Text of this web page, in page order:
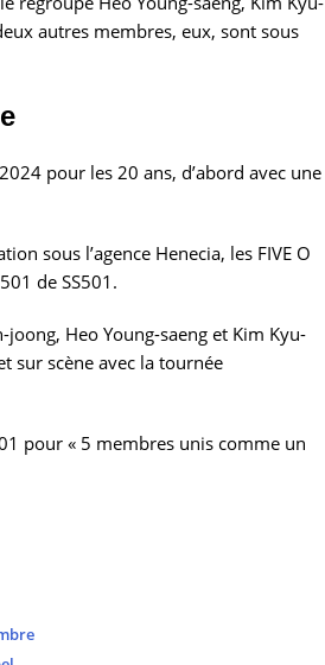
autres membres, eux, sont sous
pour les 20 ans, d’abord avec une
sous l’agence Henecia, les FIVE O
de SS501.
Heo Young-saeng et Kim Kyu-
sur scène avec la tournée
pour « 5 membres unis comme un